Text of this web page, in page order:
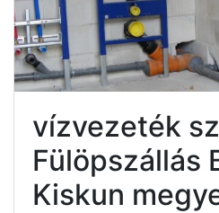
vízvezeték
Fülöpszállás
Kiskun